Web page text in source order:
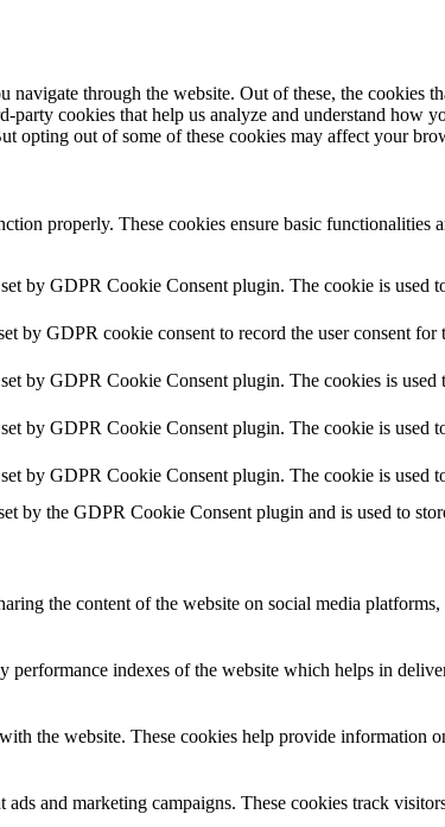
through the website. Out of these, the cookies
cookies that help us analyze and understand
opting out of some of these cookies may affect your
properly. These cookies ensure basic functionalities
by GDPR Cookie Consent plugin. The cookie is used
by GDPR cookie consent to record the user consent
by GDPR Cookie Consent plugin. The cookies is
by GDPR Cookie Consent plugin. The cookie is used
by GDPR Cookie Consent plugin. The cookie is used
by the GDPR Cookie Consent plugin and is used to
the content of the website on social media
performance indexes of the website which helps in
the website. These cookies help provide information
and marketing campaigns. These cookies track